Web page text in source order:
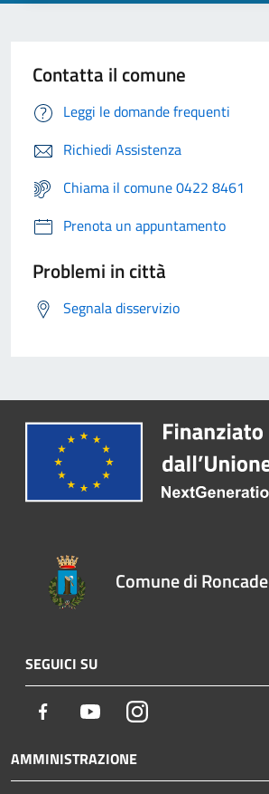
Contatta il comune
Leggi le domande frequenti
Richiedi Assistenza
Chiama il comune 0422 8461
Prenota un appuntamento
Problemi in città
Segnala disservizio
Comune di Roncade
SEGUICI SU
Facebook YoutubeInstagram
AMMINISTRAZIONE